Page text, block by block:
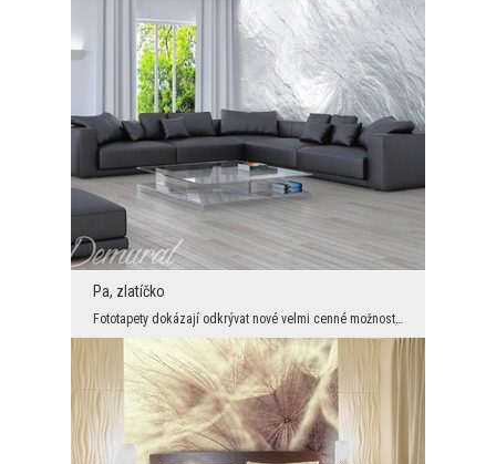
Pa, zlatíčko
Fototapety dokázají odkrývat nové velmi cenné možnosti interiéru a způsobují že začínáme myslet o...